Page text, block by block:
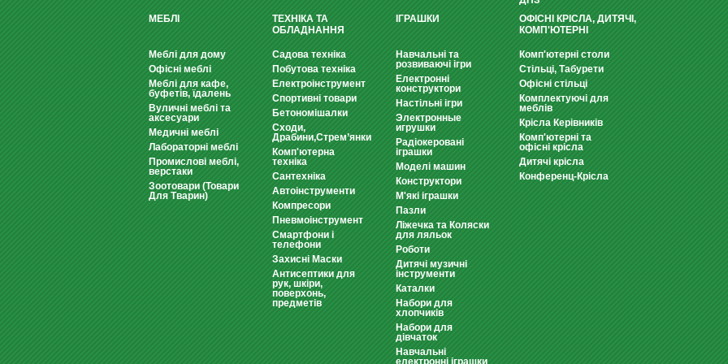
МЕБЛІ
Меблі для дому
Офісні меблі
Меблі для кафе,
буфетів, їдалень
Вуличні меблі та
аксесуари
Медичні меблі
Лабораторні меблі
Промислові меблі,
верстаки
Зоотовари (Товари
Для Тварин)
ТЕХНІКА ТА
ОБЛАДНАННЯ
Садова техніка
Побутова техніка
Електроінструмент
Спортивні товари
Бетономішалки
Сходи,
Драбини,Стрем’янки
Комп'ютерна
техніка
Сантехніка
Автоінструменти
Компресори
Пневмоінструмент
Смартфони і
телефони
Захисні Маски
Антисептики для
рук, шкіри,
поверхонь,
предметів
ІГРАШКИ
Навчальні та
розвиваючі ігри
Електронні
конструктори
Настільні ігри
Электронные
игрушки
Радіокеровані
іграшки
Моделі машин
Конструктори
М'які іграшки
Пазли
Ліжечка та Коляски
для ляльок
Роботи
Дитячі музичні
інструменти
Каталки
Набори для
хлопчиків
Набори для
дівчаток
Навчальні
електронні іграшки
ОФІСНІ КРІСЛА, ДИТЯЧІ,
КОМП'ЮТЕРНІ
Комп'ютерні столи
Стільці, Табурети
Офісні стільці
Комплектуючі для
меблів
Крісла Керівників
Комп'ютерні та
офісні крісла
Дитячі крісла
Конференц-Крісла